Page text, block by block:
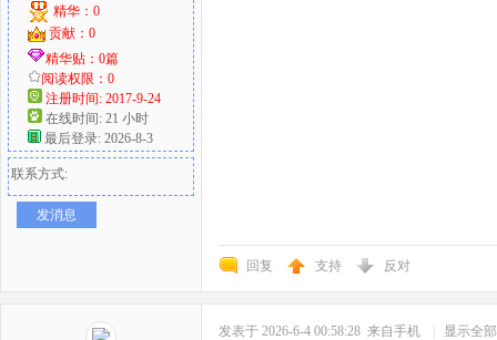
精华：0
贡献：0
精华贴：0篇
阅读权限：0
注册时间: 2017-9-24
在线时间: 21 小时
最后登录: 2026-8-3
联系方式:
发消息
回复 支持 反对
发表于 2026-6-4 00:58:28 来自手机 显示全